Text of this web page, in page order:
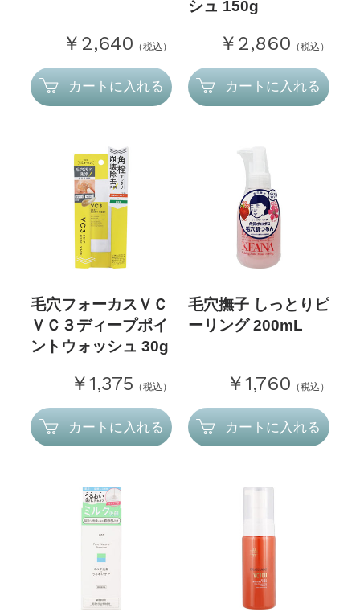
￥2,640 （税込）
カートに入れる
シュ 150g
￥2,860 （税込）
カートに入れる
毛穴フォーカスＶＣ
ＶＣ３ディープポイ
ントウォッシュ 30g
￥1,375 （税込）
カートに入れる
毛穴撫子 しっとりピ
ーリング 200mL
￥1,760 （税込）
カートに入れる